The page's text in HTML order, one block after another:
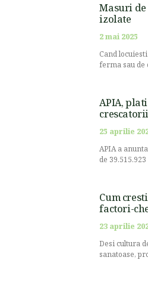
Masuri
izolate
2 mai 2025
Cand
ferma sau de
APIA,
25 aprilie
APIA a
de
Cum
factori-
23 aprilie
Desi cultura
sanatoase,